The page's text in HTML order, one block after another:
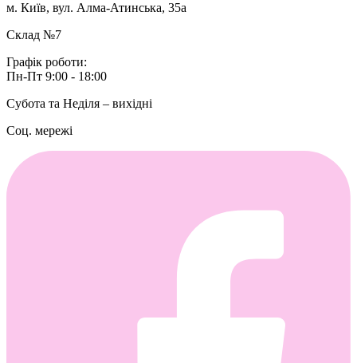
м. Київ, вул. Алма-Атинська, 35а
Склад №7
Графік роботи:
Пн-Пт 9:00 - 18:00
Субота та Неділя – вихідні
Соц. мережі